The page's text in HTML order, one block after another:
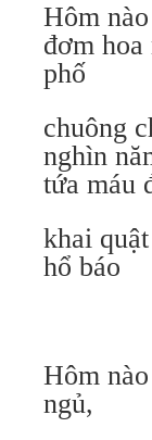
Hôm
đơm
phố
chuông
nghìn
tứa máu
khai
hổ báo
Hôm
ngủ,